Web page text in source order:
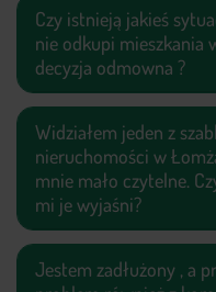
Czy istnieją jakieś sytuacje , w których Wasza firma
nie odkupi mieszkania w Łomża ? Od czego zależy
decyzja odmowna ?
Widziałem jeden z szablonów umowy sprzedaży
nieruchomości w Łomżai niektóre punkty są dla
mnie mało czytelne. Czy mogę liczyć na to, że ktoś
mi je wyjaśni?
Jestem zadłużony , a prócz wierzycieli mam